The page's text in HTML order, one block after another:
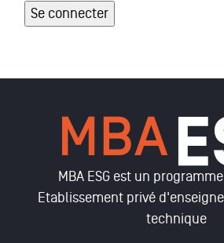
MBA ESG est un
Etablissement privé
technique